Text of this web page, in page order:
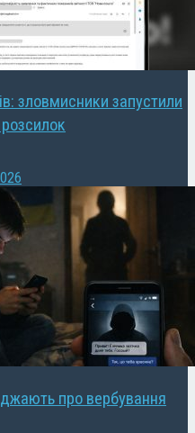
зловмисники запустили
про вербування